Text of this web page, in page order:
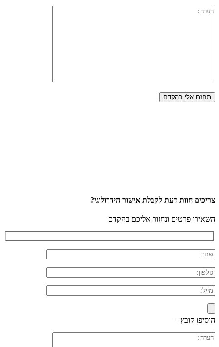
צריכים חוות דעת לקבלת אישור הידרולוגי?
השאירו פרטים ונחזור אליכם בהקדם
הוסיפו קובץ +